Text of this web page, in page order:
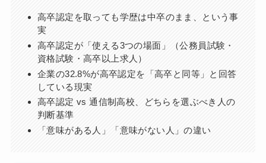
高卒認定を取っても学歴は中卒のまま、という事
実
高卒認定が「使える3つの場面」（公務員試験・
資格試験・高卒以上求人）
企業の32.8%が高卒認定を「高卒と同等」と回答
している現実
高卒認定 vs 通信制高校、どちらを選ぶべき人の
判断基準
「意味がある人」「意味がない人」の違い